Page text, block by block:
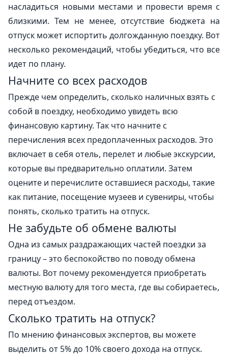
насладиться новыми местами и провести время с
близкими. Тем не менее, отсутствие бюджета на
отпуск может испортить долгожданную поездку. Вот
несколько рекомендаций, чтобы убедиться, что все
идет по плану.
Начните со всех расходов
Прежде чем определить, сколько наличных взять с
собой в поездку, необходимо увидеть всю
финансовую картину. Так что начните с
перечисления всех предоплаченных расходов. Это
включает в себя отель, перелет и любые экскурсии,
которые вы предварительно оплатили. Затем
оцените и перечислите оставшиеся расходы, такие
как питание, посещение музеев и сувениры, чтобы
понять, сколько тратить на отпуск.
Не забудьте об обмене валюты
Одна из самых раздражающих частей поездки за
границу – это беспокойство по поводу обмена
валюты. Вот почему рекомендуется приобретать
местную валюту для того места, где вы собираетесь,
перед отъездом.
Сколько тратить на отпуск?
По мнению финансовых экспертов, вы можете
выделить от 5% до 10% своего дохода на отпуск.